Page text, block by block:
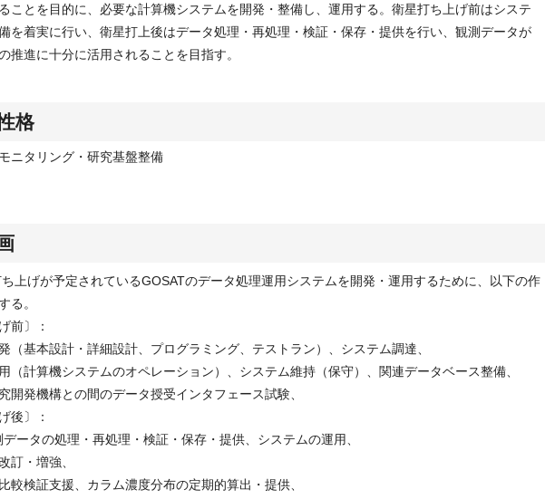
ことを目的に、必要な計算機システムを開発・整備し、運用する。衛星打ち上げ前はシステ
を着実に行い、衛星打上後はデータ処理・再処理・検証・保存・提供を行い、観測データが
推進に十分に活用されることを目指す。
格
ニタリング・研究基盤整備
上げが予定されているGOSATのデータ処理運用システムを開発・運用するために、以下の作
る。
前〕：
（基本設計・詳細設計、プログラミング、テストラン）、システム調達、
（計算機システムのオペレーション）、システム維持（保守）、関連データベース整備、
開発機構との間のデータ授受インタフェース試験、
後〕：
データの処理・再処理・検証・保存・提供、システムの運用、
訂・増強、
較検証支援、カラム濃度分布の定期的算出・提供、